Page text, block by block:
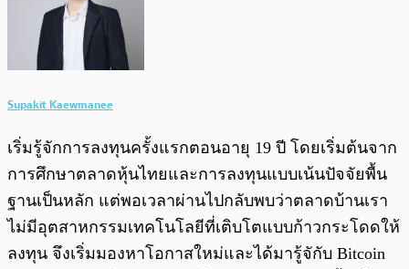
Supakit Kaewmanee
เริ่มรู้จักการลงทุนครั้งแรกตอนอายุ 19 ปี โดยเริ่มต้นจาก
การศึกษาตลาดหุ้นไทยและการลงทุนแบบเน้นปัจจัยพื้น
ฐานเป็นหลัก แต่พอเวลาผ่านไปกลับพบว่าตลาดบ้านเรา
ไม่มีอุตสาหกรรมเทคโนโลยีที่เติบโตแบบก้าวกระโดดให้
ลงทุน จึงเริ่มมองหาโอกาสใหม่และได้มารู้จักับ Bitcoin